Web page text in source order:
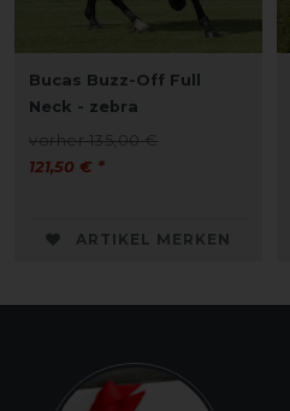
Bucas Buzz-Off Full
Neck - zebra
vorher 135,00 €
121,50 € *
ARTIKEL MERKEN